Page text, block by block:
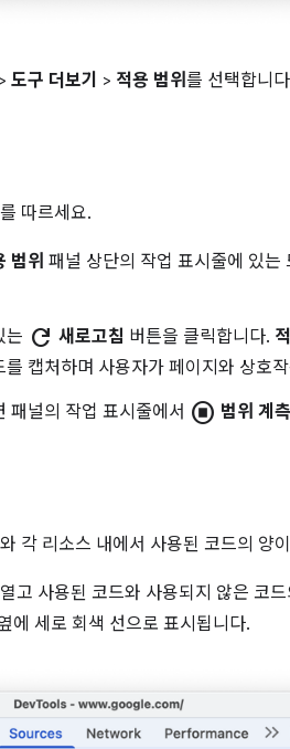
> 도구 더보기 > 적용 범위 를 선택합니
따르세요.
범위 패널 상단의 작업 표시줄에 있는
는 refresh 새로고침 버튼을 클릭합니다.
캡처하며 사용자가 페이지와 상호
패널의 작업 표시줄에서 stop_circle 범위 계
각 리소스 내에서 사용된 코드의 양
고 사용된 코드와 사용되지 않은 코
에 세로 회색 선으로 표시됩니다.